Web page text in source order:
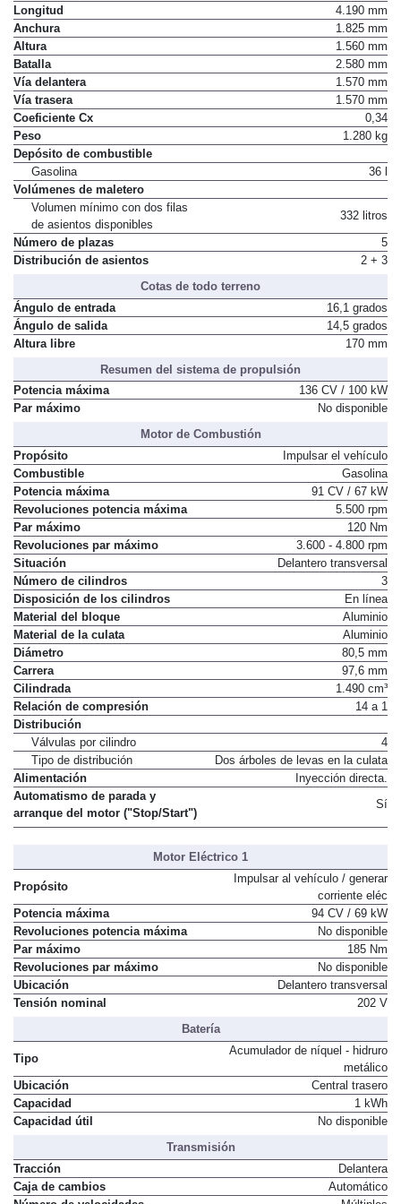
Longitud
4.190 mm
Anchura
1.825 mm
Altura
1.560 mm
Batalla
2.580 mm
Vía delantera
1.570 mm
Vía trasera
1.570 mm
Coeficiente Cx
0,34
Peso
1.280 kg
Depósito de combustible
Gasolina
36 l
Volúmenes de maletero
Volumen mínimo con dos filas
de asientos disponibles
332 litros
Número de plazas
5
Distribución de asientos
2 + 3
Cotas de todo terreno
Ángulo de entrada
16,1 grados
Ángulo de salida
14,5 grados
Altura libre
170 mm
Resumen del sistema de propulsión
Potencia máxima
136 CV / 100 kW
Par máximo
No disponible
Motor de Combustión
Propósito
Impulsar el vehículo
Combustible
Gasolina
Potencia máxima
91 CV / 67 kW
Revoluciones potencia máxima
5.500 rpm
Par máximo
120 Nm
Revoluciones par máximo
3.600 - 4.800 rpm
Situación
Delantero transversal
Número de cilindros
3
Disposición de los cilindros
En línea
Material del bloque
Aluminio
Material de la culata
Aluminio
Diámetro
80,5 mm
Carrera
97,6 mm
Cilindrada
1.490 cm³
Relación de compresión
14 a 1
Distribución
Válvulas por cilindro
4
Tipo de distribución
Dos árboles de levas en la culata
Alimentación
Inyección directa.
Automatismo de parada y
arranque del motor ("Stop/Start")
Sí
Motor Eléctrico 1
Propósito
Impulsar al vehículo / generar
corriente eléc
Potencia máxima
94 CV / 69 kW
Revoluciones potencia máxima
No disponible
Par máximo
185 Nm
Revoluciones par máximo
No disponible
Ubicación
Delantero transversal
Tensión nominal
202 V
Batería
Tipo
Acumulador de níquel - hidruro
metálico
Ubicación
Central trasero
Capacidad
1 kWh
Capacidad útil
No disponible
Transmisión
Tracción
Delantera
Caja de cambios
Automático